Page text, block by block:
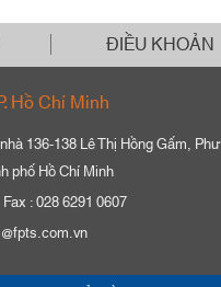
ĐIỀU KHOẢN
Hồ Chí Minh
136-138 Lê Thị Hồng Gấm,
phố Hồ Chí Minh
Fax : 028 6291 0607